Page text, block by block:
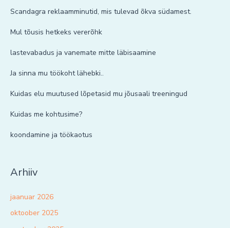
Scandagra reklaamminutid, mis tulevad õkva südamest.
Mul tõusis hetkeks vererõhk
lastevabadus ja vanemate mitte läbisaamine
Ja sinna mu töökoht lähebki..
Kuidas elu muutused lõpetasid mu jõusaali treeningud
Kuidas me kohtusime?
koondamine ja töökaotus
Arhiiv
jaanuar 2026
oktoober 2025